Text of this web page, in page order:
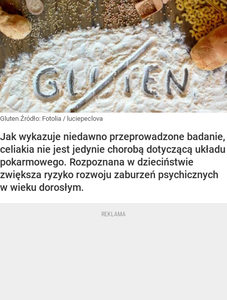
Gluten Źródło: Fotolia / luciepeclova
Jak wykazuje niedawno przeprowadzone badanie,
celiakia nie jest jedynie chorobą dotyczącą układu
pokarmowego. Rozpoznana w dzieciństwie
zwiększa ryzyko rozwoju zaburzeń psychicznych
w wieku dorosłym.